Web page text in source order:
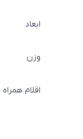
ابعاد
وزن
اقلام همراه